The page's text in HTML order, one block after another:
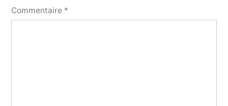
Commentaire *